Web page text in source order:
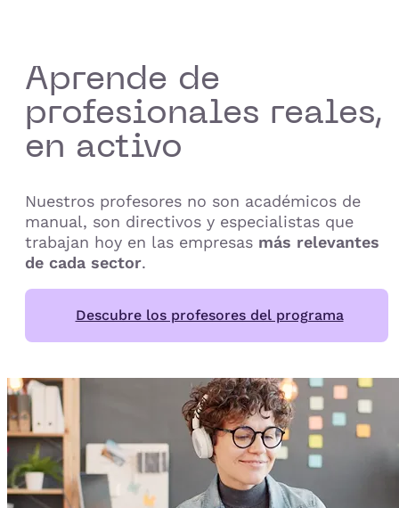
Aprende de
profesionales reales,
en activo
Nuestros profesores no son académicos de
manual, son directivos y especialistas que
trabajan hoy en las empresas más relevantes
de cada sector.
Descubre los profesores del programa